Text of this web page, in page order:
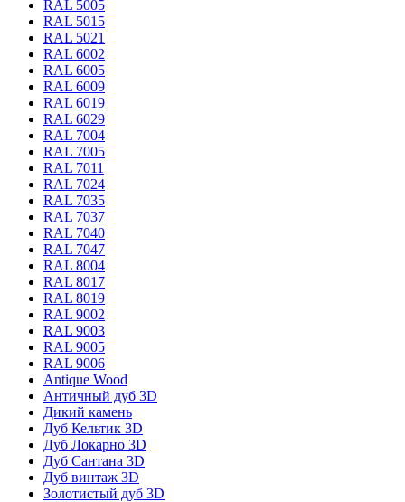
RAL 5005
RAL 5015
RAL 5021
RAL 6002
RAL 6005
RAL 6009
RAL 6019
RAL 6029
RAL 7004
RAL 7005
RAL 7011
RAL 7024
RAL 7035
RAL 7037
RAL 7040
RAL 7047
RAL 8004
RAL 8017
RAL 8019
RAL 9002
RAL 9003
RAL 9005
RAL 9006
Antique Wood
Античный дуб 3D
Дикий камень
Дуб Кельтик 3D
Дуб Локарно 3D
Дуб Сантана 3D
Дуб винтаж 3D
Золотистый дуб 3D